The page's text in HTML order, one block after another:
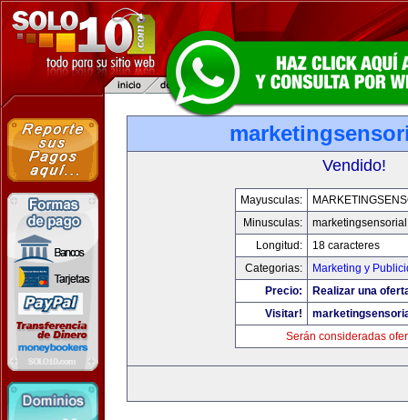
Vendido!
Mayusculas:
Minusculas:
Longitud:
18 caracteres
Categorias:
Marketing y
Precio:
Realizar una
Visitar!
Serán consideradas